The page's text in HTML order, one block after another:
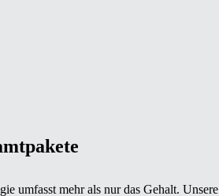
umfasst mehr als nur das Gehalt. Unsere